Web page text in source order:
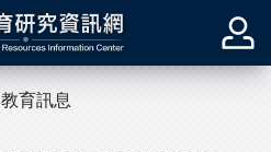
教育訊息